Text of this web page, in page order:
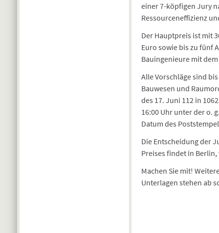
einer 7-köpfigen Jury
Ressourceneffizienz
Der Hauptpreis ist mit
Euro sowie bis zu fünf
Bauingenieure mit
Alle Vorschläge sind
Bauwesen und
des 17. Juni 112 in
16:00 Uhr unter der o.
Datum des
Die Entscheidung der
Preises findet in
Machen Sie mit!
Unterlagen stehen ab